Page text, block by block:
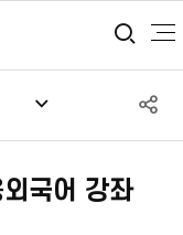
통
국어 강좌